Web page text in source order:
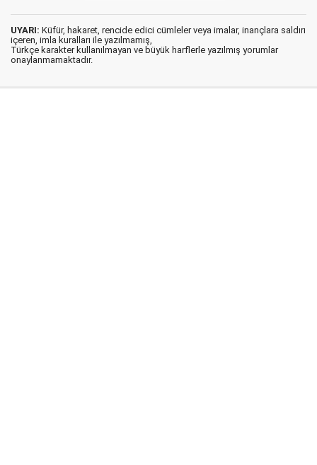
UYARI: Küfür, hakaret, rencide edici cümleler veya imalar, inançlara saldırı
içeren, imla kuralları ile yazılmamış,
Türkçe karakter kullanılmayan ve büyük harflerle yazılmış yorumlar
onaylanmamaktadır.